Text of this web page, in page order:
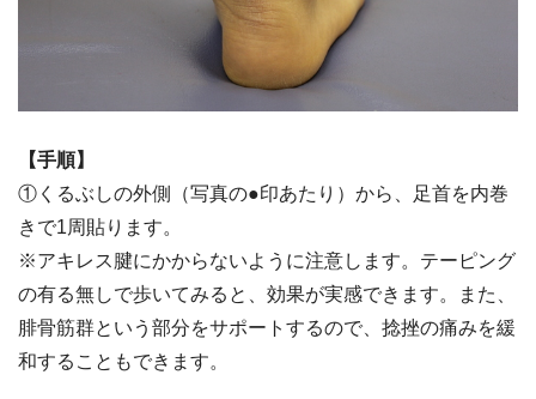
【手順】
①くるぶしの外側（写真の●印あたり）から、足首を内巻
きで1周貼ります。
※アキレス腱にかからないように注意します。テーピング
の有る無しで歩いてみると、効果が実感できます。また、
腓骨筋群という部分をサポートするので、捻挫の痛みを緩
和することもできます。